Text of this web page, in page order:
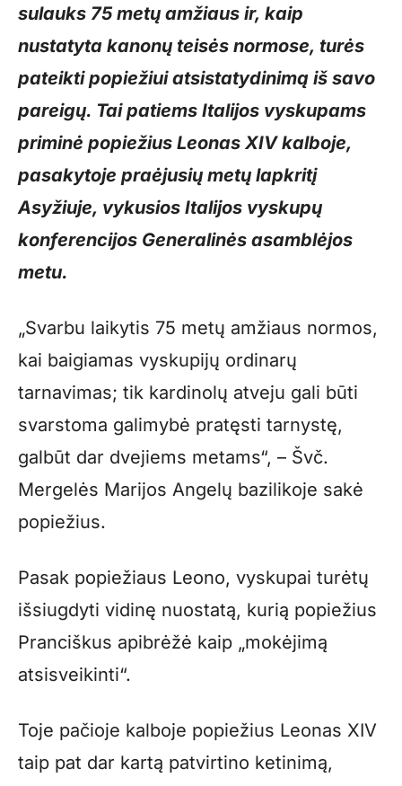
sulauks 75 metų amžiaus ir, kaip
nustatyta kanonų teisės normose, turės
pateikti popiežiui atsistatydinimą iš savo
pareigų. Tai patiems Italijos vyskupams
priminė popiežius Leonas XIV kalboje,
pasakytoje praėjusių metų lapkritį
Asyžiuje, vykusios Italijos vyskupų
konferencijos Generalinės asamblėjos
metu.
„Svarbu laikytis 75 metų amžiaus normos,
kai baigiamas vyskupijų ordinarų
tarnavimas; tik kardinolų atveju gali būti
svarstoma galimybė pratęsti tarnystę,
galbūt dar dvejiems metams“, – Švč.
Mergelės Marijos Angelų bazilikoje sakė
popiežius.
Pasak popiežiaus Leono, vyskupai turėtų
išsiugdyti vidinę nuostatą, kurią popiežius
Pranciškus apibrėžė kaip „mokėjimą
atsisveikinti“.
Toje pačioje kalboje popiežius Leonas XIV
taip pat dar kartą patvirtino ketinimą,